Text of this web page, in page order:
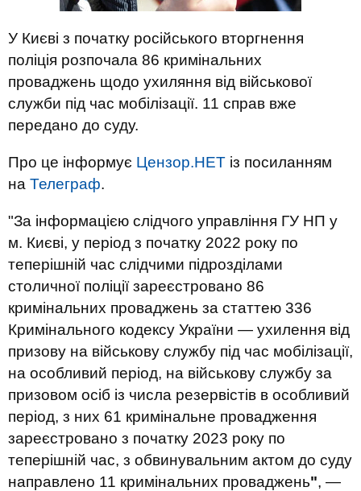
У Києві з початку російського вторгнення
поліція розпочала 86 кримінальних
проваджень щодо ухиляння від військової
служби під час мобілізації. 11 справ вже
передано до суду.
Про це інформує Цензор.НЕТ із посиланням
на Телеграф.
"За інформацією слідчого управління ГУ НП у
м. Києві, у період з початку 2022 року по
теперішній час слідчими підрозділами
столичної поліції зареєстровано 86
кримінальних проваджень за статтею 336
Кримінального кодексу України — ухилення від
призову на військову службу під час мобілізації,
на особливий період, на військову службу за
призовом осіб із числа резервістів в особливий
період, з них 61 кримінальне провадження
зареєстровано з початку 2023 року по
теперішній час, з обвинувальним актом до суду
направлено 11 кримінальних проваджень", —